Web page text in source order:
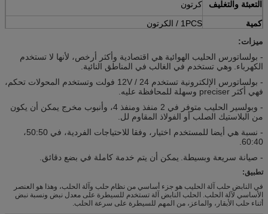
التعبئة والتغليف
كرتون
كمية
1PCS / الكرتون
الشحن
قبل شركة دي إتش إل / فيديكس الخ.
ميزات:
- بولساتورس الحليب الهوائية هي اقتصادية وأكثر أرخص، لأنها لا تستخدم
الكهرباء. وهي تستخدم في الغالب في المناطق النائية.
- بولساتورس الإلكترونية تستخدم 12V / 24 فولت وتستخدم المحولات تحكم،
فهي أكثر preciser وسهلة للمحافظة عليه.
- وبولسير الحليب متوفر في 2 منفذ ومنفذ 4، وأنبوب مخرج يمكن أن يكون
من البلاستيك الصلب أو الفولاذ المقاوم لل.
- نسبة هي أيضا للمستخدم اختيار، وفقا للاحتياجات الفردية، في 50:50،
60:40.
- صيانة سريعة وبسيطة. يمكن أن يتم خدمة كاملة في بضع دقائق.
تطبيق:
في النابض حلب آلة الحليب هو جزء أساسي من نظام حلب وآلة الحلب، وهذا هو العنصر
الأساسي لآلة الحلب. الحلب النابض آلة تستخدم للسيطرة على معدل نبض ونسبة نبض
أثناء حلب الأبقار، والماعز، من المهم للسيطرة على سرعة الحلب.